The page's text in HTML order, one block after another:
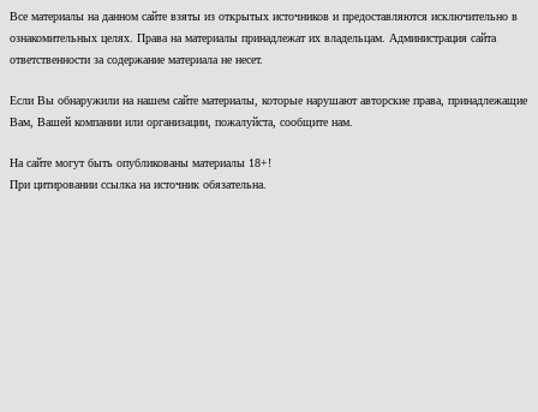
Все материалы на данном сайте взяты из открытых источников и предоставляются исключительно в
ознакомительных целях. Права на материалы принадлежат их владельцам. Администрация сайта
ответственности за содержание материала не несет.
Если Вы обнаружили на нашем сайте материалы, которые нарушают авторские права, принадлежащие
Вам, Вашей компании или организации, пожалуйста, сообщите нам.
На сайте могут быть опубликованы материалы 18+!
При цитировании ссылка на источник обязательна.